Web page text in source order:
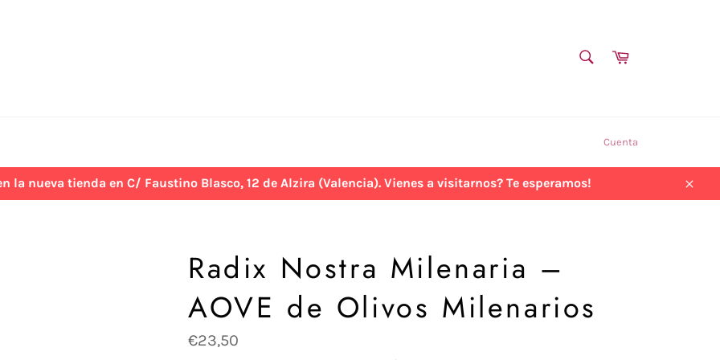
Carrito
Cuenta
la nueva tienda en C/ Faustino Blasco, 12 de Alzira (Valencia). Vienes a visitarnos? Te esperamos!
Radix Nostra Milenaria –
AOVE de Olivos Milenarios
Precio
habitual
€23,50